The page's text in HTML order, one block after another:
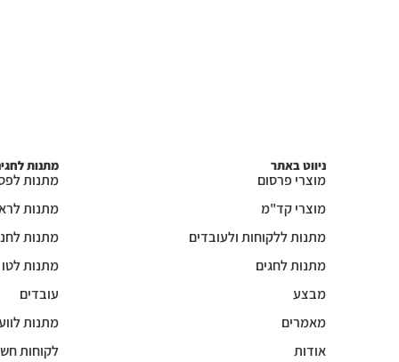
ניווט באתר
מוצרי פרסום
מוצרי קד"מ
מתנות ללקוחות ולעובדים
מתנות לחגים
מבצע
מאמרים
אודות
מתנות
מתנות
מתנות
מתנות
מתנות
עובדים
מתנות
לקוחות